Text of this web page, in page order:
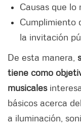
Causas que
Cumplimiento
la invitación
De esta manera,
tiene como
musicales
básicos acerca
a iluminación,